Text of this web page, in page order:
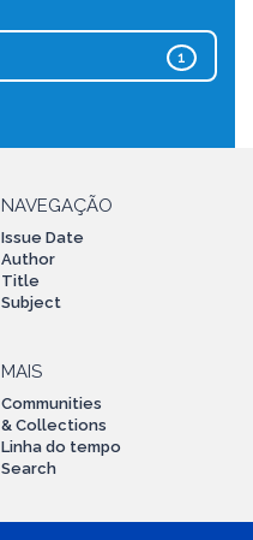
1
NAVEGAÇÃO
Issue Date
Author
Title
Subject
MAIS
Communities
& Collections
Linha do tempo
Search